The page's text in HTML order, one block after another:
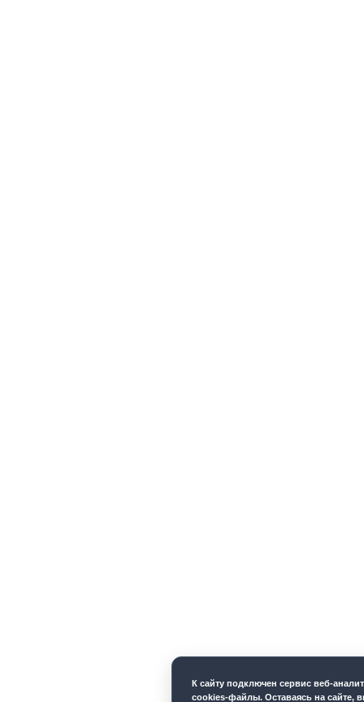
К cайту подключен сервис веб-
cookies-файлы. Оставаясь на сайте,